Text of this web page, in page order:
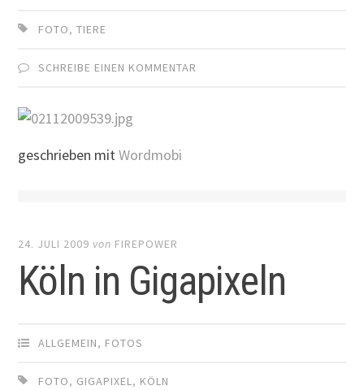
FOTO,TIERE
SCHREIBE EINEN KOMMENTAR
geschrieben mitWordmobi
24. JULI 2009 von FIREPOWER
Köln in Gigapixeln
ALLGEMEIN, FOTOS
FOTO, GIGAPIXEL, KÖLN